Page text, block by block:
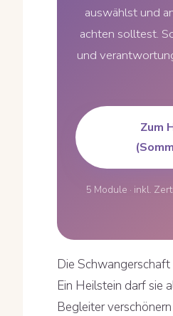
auswählst und
achten solltest.
und
Zum
5 Module · inkl.
Die
Ein Heilstein darf sie
Begleiter